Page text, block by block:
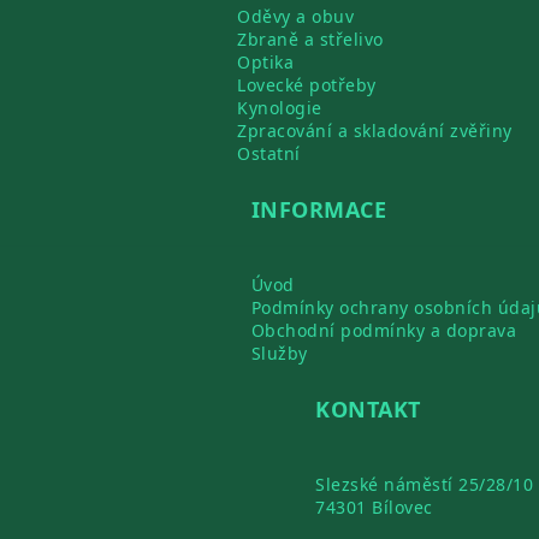
Oděvy a obuv
Zbraně a střelivo
Optika
Lovecké potřeby
Kynologie
Zpracování a skladování zvěřiny
Ostatní
INFORMACE
Úvod
Podmínky ochrany osobních
Obchodní podmínky a doprava
Služby
KONTAKT
Slezské náměstí 25/28/10
74301 Bílovec